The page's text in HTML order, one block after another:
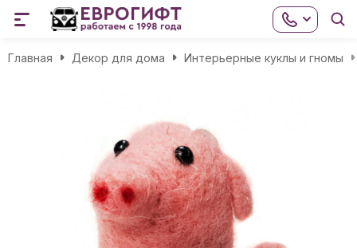
Главная Декор для дома Интерьерные куклы и гномы